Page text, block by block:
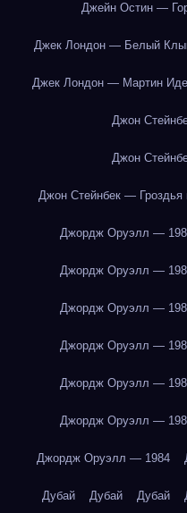
Джейн Остин —
Джек Лондон — Белый
Джек Лондон — Мартин
Джон
Джон
Джон Стейнбек — Гроздья
Джордж Оруэлл —
Джордж Оруэлл —
Джордж Оруэлл —
Джордж Оруэлл —
Джордж Оруэлл —
Джордж Оруэлл —
Джордж Оруэлл — 1984
Дубай Дубай Дубай